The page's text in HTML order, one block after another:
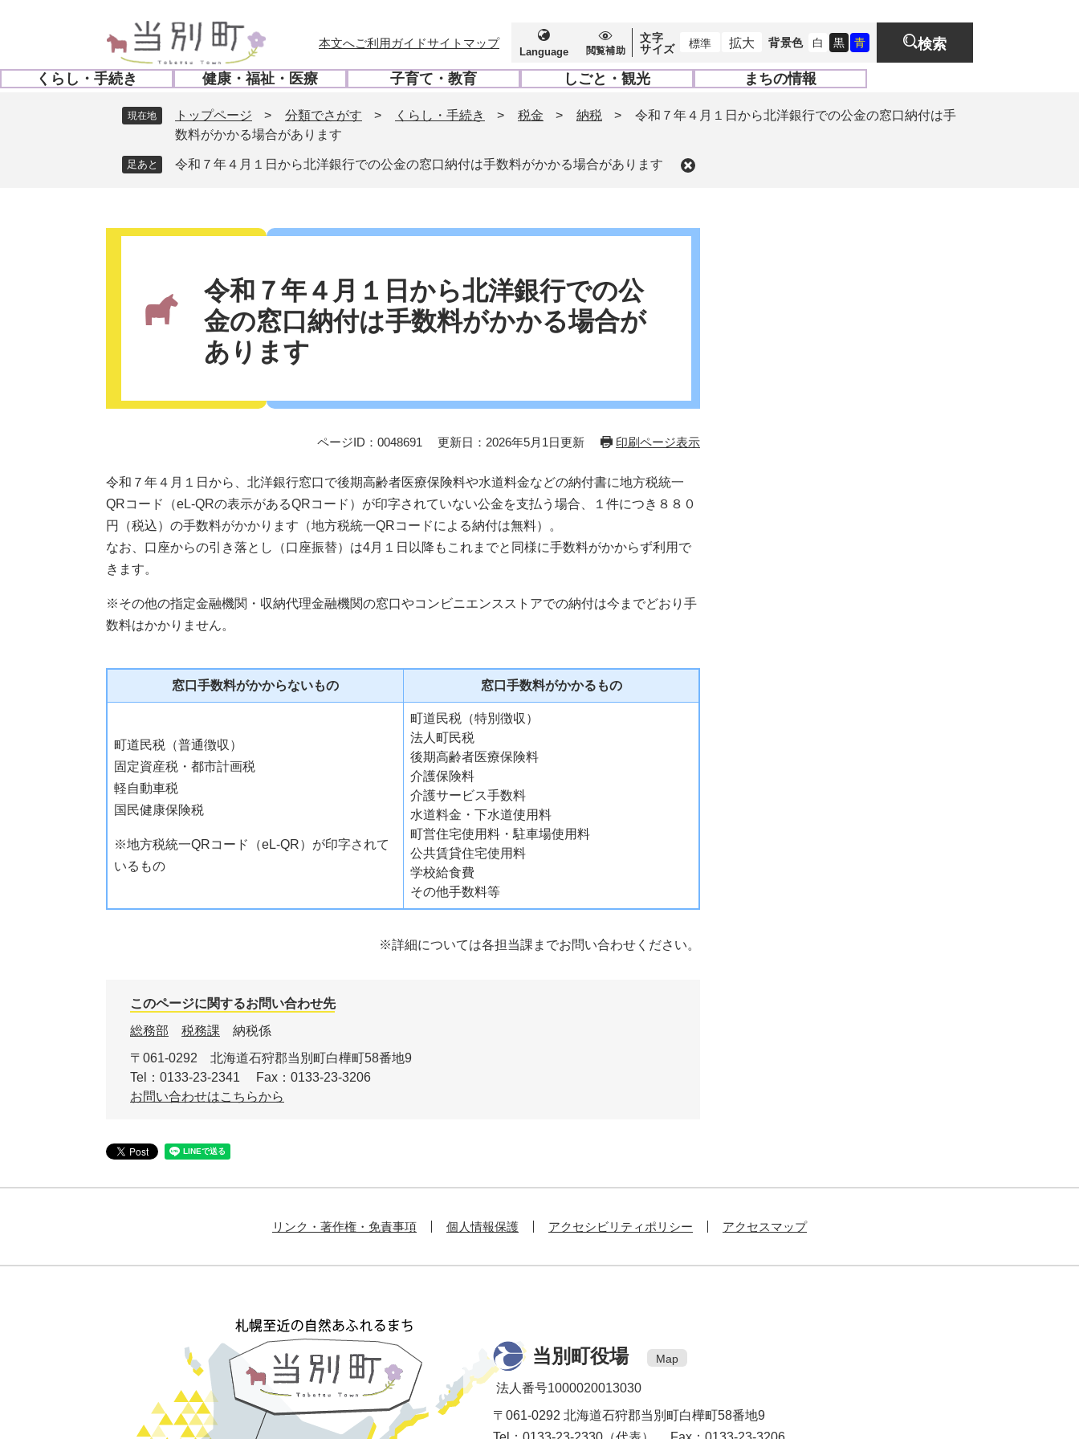
の
先
ー
を
本文へご利用ガイドサイトマップ
Language 閲覧補助
文字
サイズ
標準 拡大 背景色 白 黒 青 検索
くらし・手続き
開
健康・福祉・医療
開
く
子育て・教育
開
く
しごと・観光
開
く
まちの情報
開
く
現在地 トップページ > 分類でさがす > くらし・手続き > 税金 > 納税 >
令和７年４月１日から北洋銀行での公金の窓口納付は手
数料がかかる場合があります
令和７年４月１日から北洋銀行での公金の窓口納付は手数料がかかる場合があります
令和７年４月１日から北洋銀行での公
金の窓口納付は手数料がかかる場合が
あります
ページID：0048691 更新日：2026年5月1日更新 印刷ページ表示
令和７年４月１日から、北洋銀行窓口で後期高齢者医療保険料や水道料金などの納付書に地方税統一
QRコード（eL-QRの表示があるQRコード）が印字されていない公金を支払う場合、１件につき８８０
円（税込）の手数料がかかります（地方税統一QRコードによる納付は無料）。
なお、口座からの引き落とし（口座振替）は4月１日以降もこれまでと同様に手数料がかからず利用で
きます。
※その他の指定金融機関・収納代理金融機関の窓口やコンビニエンスストアでの納付は今までどおり手
数料はかかりません。
窓口手数料がかからないもの 窓口手数料がかかるもの
町道民税（普通徴収）
固定資産税・都市計画税
軽自動車税
国民健康保険税
​​※地方税統一QRコード（eL-QR）が印字されて
いるもの
町道民税（特別徴収）
法人町民税
後期高齢者医療保険料
介護保険料
介護サービス手数料
水道料金・下水道使用料
町営住宅使用料・駐車場使用料
公共賃貸住宅使用料
学校給食費
その他手数料等
※詳細については各担当課までお問い合わせください。
このページに関するお問い合わせ先
総務部
税務課
納税係
〒061-0292
北海道石狩郡当別町白樺町58番地9
Tel：0133-23-2341
Fax：0133-23-3206
お問い合わせはこちらから
リンク・著作権・免責事項 個人情報保護 アクセシビリティポリシー アクセスマップ
当別町役場 Map
法人番号1000020013030
〒061-0292 北海道石狩郡当別町白樺町58番地9